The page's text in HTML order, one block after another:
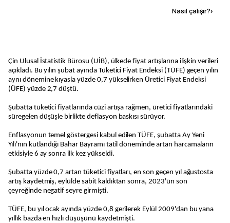
Nasıl çalışır?›
Çin Ulusal İstatistik Bürosu (UİB), ülkede fiyat artışlarına ilişkin verileri
açıkladı. Bu yılın şubat ayında Tüketici Fiyat Endeksi (TÜFE) geçen yılın
aynı dönemine kıyasla yüzde 0,7 yükselirken Üretici Fiyat Endeksi
(ÜFE) yüzde 2,7 düştü.
Şubatta tüketici fiyatlarında cüzi artışa rağmen, üretici fiyatlarındaki
süregelen düşüşle birlikte deflasyon baskısı sürüyor.
Enflasyonun temel göstergesi kabul edilen TÜFE, şubatta Ay Yeni
Yılı'nın kutlandığı Bahar Bayramı tatil döneminde artan harcamaların
etkisiyle 6 ay sonra ilk kez yükseldi.
Şubatta yüzde 0,7 artan tüketici fiyatları, en son geçen yıl ağustosta
artış kaydetmiş, eylülde sabit kaldıktan sonra, 2023'ün son
çeyreğinde negatif seyre girmişti.
TÜFE, bu yıl ocak ayında yüzde 0,8 gerilerek Eylül 2009'dan bu yana
yıllık bazda en hızlı düşüşünü kaydetmişti.